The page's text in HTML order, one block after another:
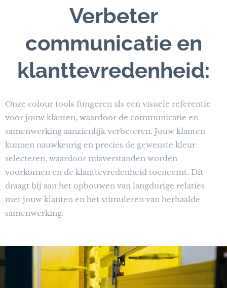
Verbeter
communicatie en
klanttevredenheid:
Onze colour tools fungeren als een visuele referentie
voor jouw klanten, waardoor de communicatie en
samenwerking aanzienlijk verbeteren. Jouw klanten
kunnen nauwkeurig en precies de gewenste kleur
selecteren, waardoor misverstanden worden
voorkomen en de klanttevredenheid toeneemt. Dit
draagt bij aan het opbouwen van langdurige relaties
met jouw klanten en het stimuleren van herhaalde
samenwerking.